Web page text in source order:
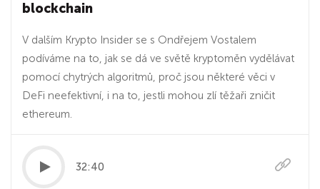
blockchain
V dalším Krypto Insider se s Ondřejem Vostalem
podíváme na to, jak se dá ve světě kryptoměn vydělávat
pomocí chytrých algoritmů, proč jsou některé věci v
DeFi neefektivní, i na to, jestli mohou zlí těžaři zničit
ethereum.
32:40